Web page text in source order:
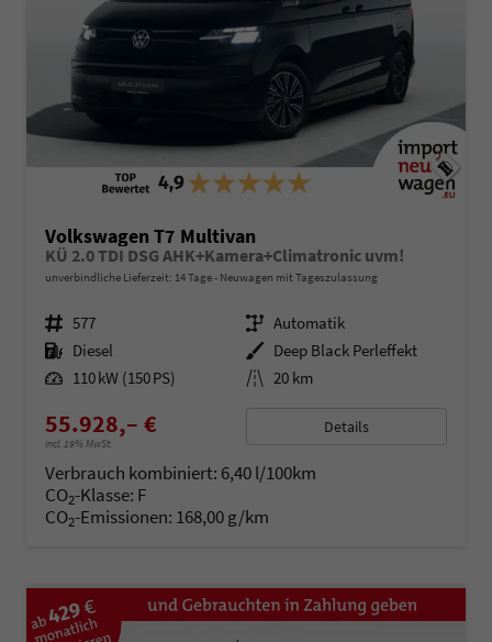
Volkswagen T7 Multivan
KÜ 2.0 TDI DSG AHK+Kamera+Climatronic uvm!
unverbindliche Lieferzeit: 14 Tage Neuwagen mit Tageszulassung
Fahrzeugnr. 577 Getriebe Automatik
Kraftstoff Diesel Außenfarbe Deep Black Perleffekt
Leistung 110 kW (150 PS) Kilometerstand 20 km
55.928,– €
incl. 19% MwSt.
Details
Verbrauch kombiniert: 6,40 l/100km
CO2-Klasse: F
CO2-Emissionen: 168,00 g/km